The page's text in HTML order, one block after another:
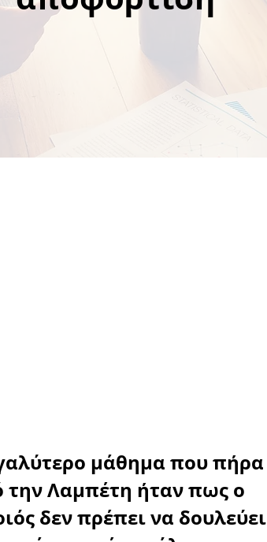
μάθημαπου πήρα
την Λαμπέτη ήτανπως ο
δεν πρέπεινα δουλεύει